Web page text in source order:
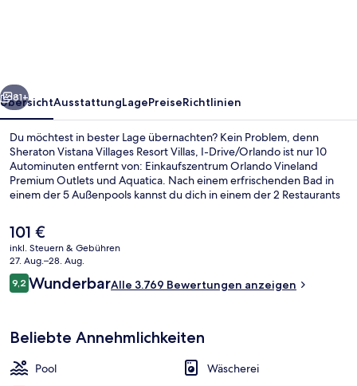
Drive/Orlando
Weiter
81+
ÜbersichtAusstattungLagePreiseRichtlinien
Du möchtest in bester Lage übernachten? Kein Problem, denn
Sheraton Vistana Villages Resort Villas, I-Drive/Orlando ist nur 10
Autominuten entfernt von: Einkaufszentrum Orlando Vineland
Premium Outlets und Aquatica. Nach einem erfrischenden Bad in
einem der 5 Außenpools kannst du dich in einem der 2 Restaurants
Weitere Highlights sind 3 Bars/Lounges und ein Fitnessbereich
(rund um die Uhr geöffnet). Außerdem bieten die Apartments
komfortable Annehmlichkeiten wie Pillowtop-Matratzen und
Bettwäsche aus ägyptischer Baumwolle. Der Pool und das
hilfsbereite Personal erhalten tolle Bewertungen von anderen
Reisenden.
Der
aktuelle
Preis
beträgt
101 €.
101 €
inkl. Steuern & Gebühren
27. Aug.–28. Aug.
Bewertungen
9,29,2 von 10.
WunderbarAlle 3.769 Bewertungen anzeigen
Beliebte Annehmlichkeiten
Pool
Wäscherei